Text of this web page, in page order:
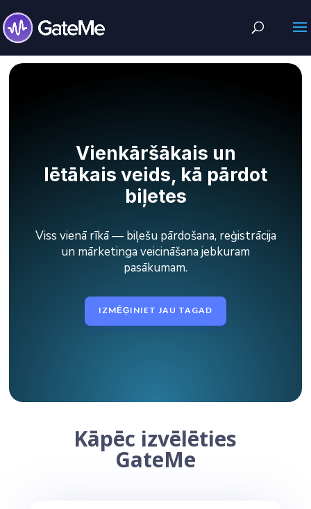
Vienkāršākais un
lētākais veids, kā pārdot
biļetes
Viss vienā rīkā — biļešu pārdošana, reģistrācija
un mārketinga veicināšana jebkuram
pasākumam.
IZMĒĢINIET JAU TAGAD
Kāpēc izvēlēties
GateMe